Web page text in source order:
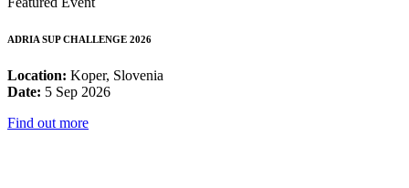
ADRIA SUP CHALLENGE 2026
Location: Koper, Slovenia
Date: 5 Sep 2026
Find out more